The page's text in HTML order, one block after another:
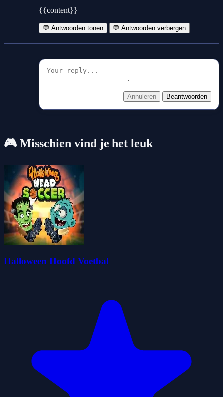
{{content}}
💬 Antwoorden tonen 💬 Antwoorden verbergen
Annuleren Beantwoorden
🎮 Misschien vind je het leuk
Halloween Hoofd Voetbal